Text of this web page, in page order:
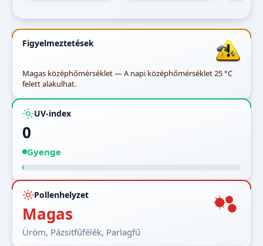
Figyelmeztetések
Magas középhőmérséklet — A napi középhőmérséklet 25 °C
felett alakulhat.
UV-index
0
Gyenge
Pollenhelyzet
Magas
Üröm, Pázsitfűfélék, Parlagfű